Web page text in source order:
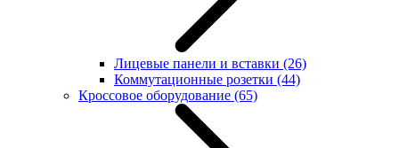
Лицевые панели и вставки (26)
Коммутационные розетки (44)
Кроссовое оборудование (65)